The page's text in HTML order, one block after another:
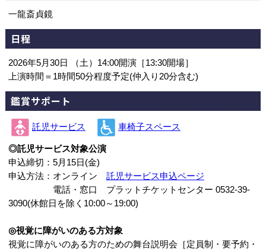
一龍斎貞鏡
日程
2026年5月30日 （土）14:00開演［13:30開場］
上演時間＝1時間50分程度予定(仲入り20分含む)
鑑賞サポート
託児サービス 車椅子スペース
◎託児サービス対象公演
申込締切：5月15日(金)
申込方法：オンライン 託児サービス申込ページ
電話・窓口 プラットチケットセンター 0532-39-
3090(休館日を除く10:00～19:00)
◎視覚に障がいのある方対象
視覚に障がいのある方のための舞台説明会［定員制・要予約・